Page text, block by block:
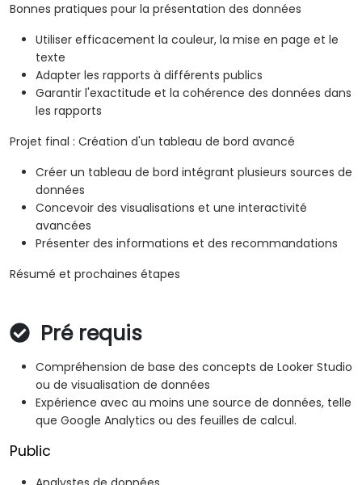
Bonnes pratiques pour la présentation des données
Utiliser efficacement la couleur, la mise en page et le
texte
Adapter les rapports à différents publics
Garantir l'exactitude et la cohérence des données dans
les rapports
Projet final : Création d'un tableau de bord avancé
Créer un tableau de bord intégrant plusieurs sources de
données
Concevoir des visualisations et une interactivité
avancées
Présenter des informations et des recommandations
Résumé et prochaines étapes
Pré requis
Compréhension de base des concepts de Looker Studio
ou de visualisation de données
Expérience avec au moins une source de données, telle
que Google Analytics ou des feuilles de calcul.
Public